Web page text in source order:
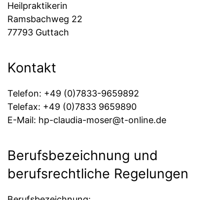
Heilpraktikerin
Ramsbachweg 22
77793 Guttach
Kontakt
Telefon: +49 (0)7833-9659892
Telefax: +49 (0)7833 9659890
E-Mail: hp-claudia-moser@t-online.de
Berufsbezeichnung und
berufsrechtliche Regelungen